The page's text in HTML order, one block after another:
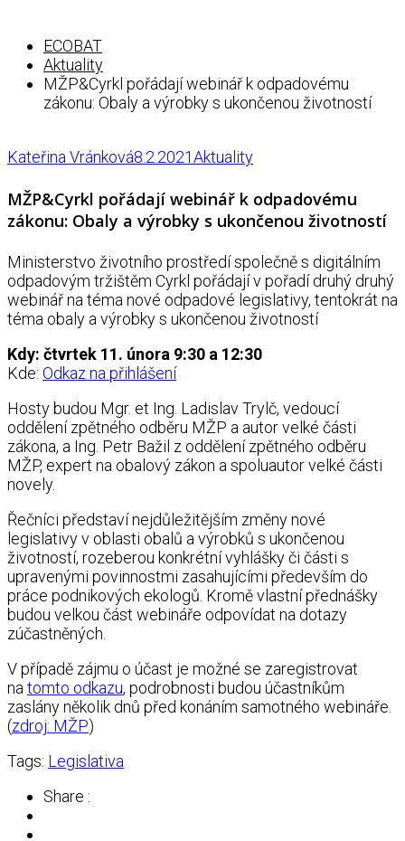
ECOBAT
Aktuality
MŽP&Cyrkl pořádají webinář k odpadovému
zákonu: Obaly a výrobky s ukončenou životností
Kateřina Vránková8.2.2021Aktuality
MŽP&Cyrkl pořádají webinář k odpadovému
zákonu: Obaly a výrobky s ukončenou životností
Ministerstvo životního prostředí společně s digitálním
odpadovým tržištěm Cyrkl pořádají v pořadí druhý druhý
webinář na téma nové odpadové legislativy, tentokrát na
téma obaly a výrobky s ukončenou životností
Kdy: čtvrtek 11. února 9:30 a 12:30
Kde: Odkaz na přihlášení
Hosty budou Mgr. et Ing. Ladislav Trylč, vedoucí
oddělení zpětného odběru MŽP a autor velké části
zákona, a Ing. Petr Bažil z oddělení zpětného odběru
MŽP, expert na obalový zákon a spoluautor velké části
novely.
Řečníci představí nejdůležitějším změny nové
legislativy v oblasti obalů a výrobků s ukončenou
životností, rozeberou konkrétní vyhlášky či části s
upravenými povinnostmi zasahujícími především do
práce podnikových ekologů. Kromě vlastní přednášky
budou velkou část webináře odpovídat na dotazy
zúčastněných.
V případě zájmu o účast je možné se zaregistrovat
natomto odkazu, podrobnosti budou účastníkům
zaslány několik dnů před konáním samotného webináře.
(zdroj: MŽP)
Tags: Legislativa
Share :